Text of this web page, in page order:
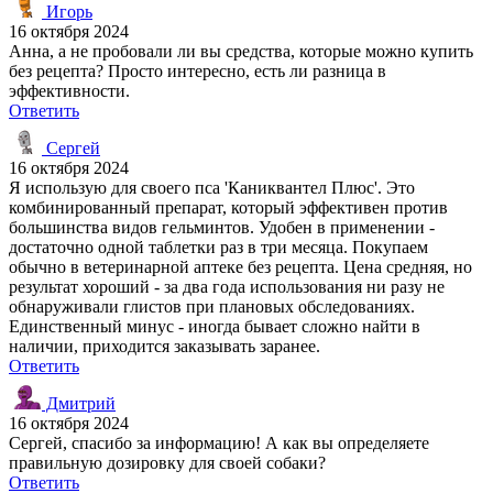
Игорь
16 октября 2024
Анна, а не пробовали ли вы средства, которые можно купить
без рецепта? Просто интересно, есть ли разница в
эффективности.
Ответить
Сергей
16 октября 2024
Я использую для своего пса 'Каниквантел Плюс'. Это
комбинированный препарат, который эффективен против
большинства видов гельминтов. Удобен в применении -
достаточно одной таблетки раз в три месяца. Покупаем
обычно в ветеринарной аптеке без рецепта. Цена средняя, но
результат хороший - за два года использования ни разу не
обнаруживали глистов при плановых обследованиях.
Единственный минус - иногда бывает сложно найти в
наличии, приходится заказывать заранее.
Ответить
Дмитрий
16 октября 2024
Сергей, спасибо за информацию! А как вы определяете
правильную дозировку для своей собаки?
Ответить